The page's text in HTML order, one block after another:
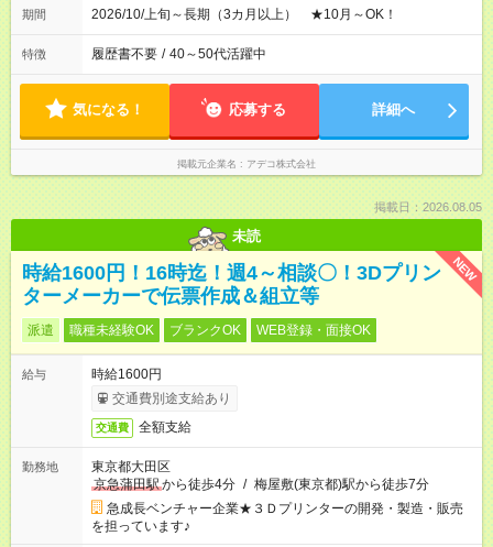
期間 2026/10/上旬～長期（3カ月以上） ★10月～OK！
特徴 履歴書不要 / 40～50代活躍中
気になる！ 応募する 詳細へ
掲載元企業名 アデコ株式会社
掲載日：2026.08.05
未読
NEW
時給1600円！16時迄！週4～相談〇！3Dプリン
ターメーカーで伝票作成＆組立等
派遣 職種未経験OK ブランクOK WEB登録・面接OK
給与
時給1600円
交通費別途支給あり
交通費 全額支給
勤務地
東京都大田区
京急蒲田駅から徒歩4分 / 梅屋敷(東京都)駅から徒歩7分
急成長ベンチャー企業★３Ｄプリンターの開発・製造・販売
を担っています♪